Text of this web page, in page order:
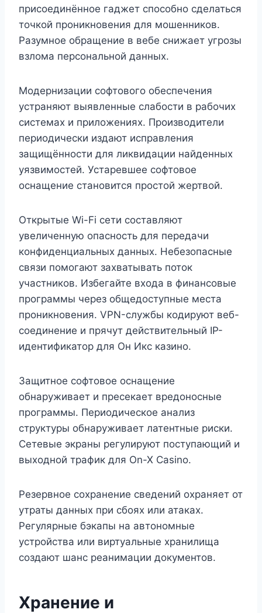
присоединённое гаджет способно сделаться
точкой проникновения для мошенников.
Разумное обращение в вебе снижает угрозы
взлома персональной данных.
Модернизации софтового обеспечения
устраняют выявленные слабости в рабочих
системах и приложениях. Производители
периодически издают исправления
защищённости для ликвидации найденных
уязвимостей. Устаревшее софтовое
оснащение становится простой жертвой.
Открытые Wi-Fi сети составляют
увеличенную опасность для передачи
конфиденциальных данных. Небезопасные
связи помогают захватывать поток
участников. Избегайте входа в финансовые
программы через общедоступные места
проникновения. VPN-службы кодируют веб-
соединение и прячут действительный IP-
идентификатор для Он Икс казино.
Защитное софтовое оснащение
обнаруживает и пресекает вредоносные
программы. Периодическое анализ
структуры обнаруживает латентные риски.
Сетевые экраны регулируют поступающий и
выходной трафик для On-X Casino.
Резервное сохранение сведений охраняет от
утраты данных при сбоях или атаках.
Регулярные бэкапы на автономные
устройства или виртуальные хранилища
создают шанс реанимации документов.
Хранение и